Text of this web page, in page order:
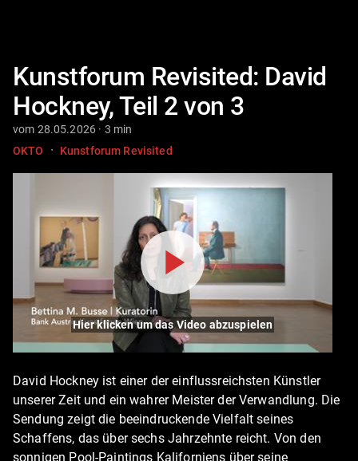
Kunstforum Revisited: David
Hockney, Teil 2 von 3
vom 28.05.2026 · 3 min
OKTO
· Kunstforum Revisited
Hier klicken um das Video abzuspielen
David Hockney ist einer der einflussreichsten Künstler
unserer Zeit und ein wahrer Meister der Verwandlung. Die
Sendung zeigt die beeindruckende Vielfalt seines
Schaffens, das über sechs Jahrzehnte reicht. Von den
sonnigen Pool-Paintings Kaliforniens über seine